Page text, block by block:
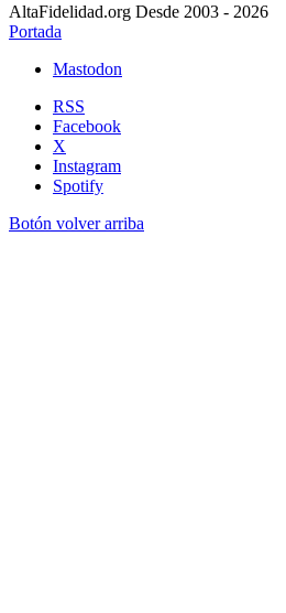
AltaFidelidad.org Desde 2003 - 2026
Portada
Mastodon
RSS
Facebook
X
Instagram
Spotify
Botón volver arriba